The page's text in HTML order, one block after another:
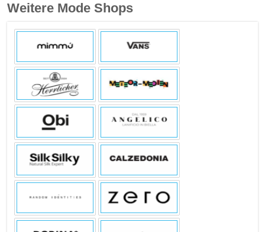
Weitere Mode Shops